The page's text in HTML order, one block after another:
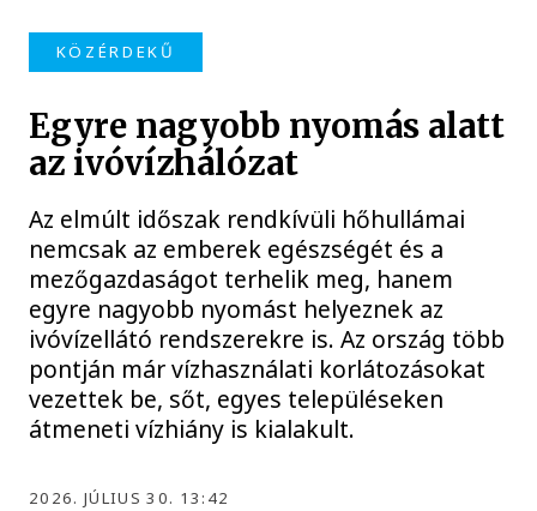
KÖZÉRDEKŰ
Egyre nagyobb nyomás alatt
az ivóvízhálózat
Az elmúlt időszak rendkívüli hőhullámai
nemcsak az emberek egészségét és a
mezőgazdaságot terhelik meg, hanem
egyre nagyobb nyomást helyeznek az
ivóvízellátó rendszerekre is. Az ország több
pontján már vízhasználati korlátozásokat
vezettek be, sőt, egyes településeken
átmeneti vízhiány is kialakult.
2026. JÚLIUS 30. 13:42